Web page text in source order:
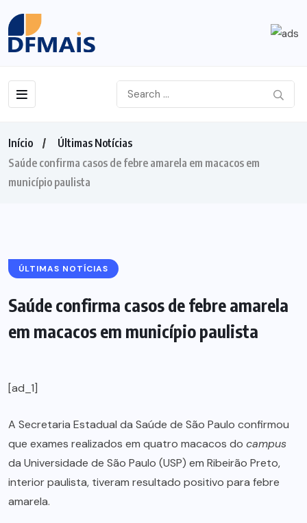
Início
Últimas Notícias
Saúde confirma casos de febre amarela em macacos em
município paulista
ÚLTIMAS NOTÍCIAS
Saúde confirma casos de febre amarela
em macacos em município paulista
[ad_1]
A Secretaria Estadual da Saúde de São Paulo confirmou
que exames realizados em quatro macacos do campus
da Universidade de São Paulo (USP) em Ribeirão Preto,
interior paulista, tiveram resultado positivo para febre
amarela.